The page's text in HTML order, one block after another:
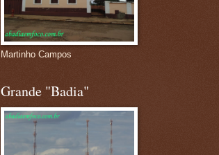
Martinho Campos
Grande "Badia"